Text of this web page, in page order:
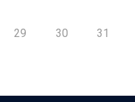
29 30 31